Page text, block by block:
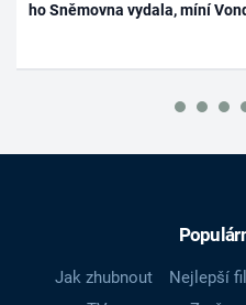
ho Sněmovna vydala, míní
Jak zhubnout Nejlepší